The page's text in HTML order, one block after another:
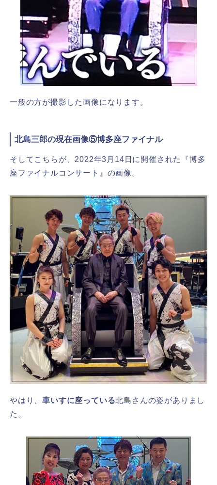
一般の方が撮影した画像になります。
北島三郎の現在画像⑤博多座ファイナル
そしてこちらが、2022年3月14日に開催された『博多
座ファイナルコンサート』の画像。
やはり、車いすに座っている北島さんの姿がありまし
た。